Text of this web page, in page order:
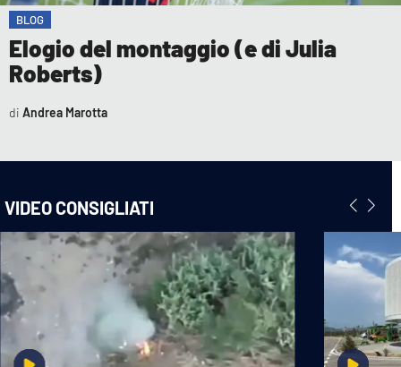
BLOG
Elogio del montaggio (e di Julia
Roberts)
Andrea Marotta
VIDEO CONSIGLIATI